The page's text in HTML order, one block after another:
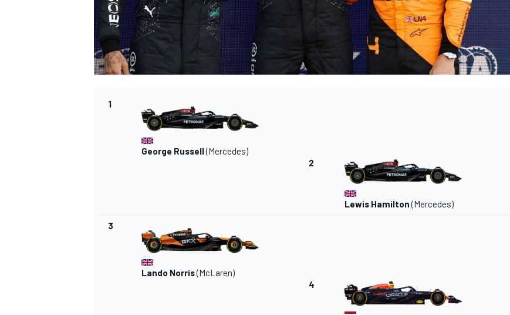
1
George Russell(Mercedes)
2
Lewis Hamilton(Mercedes)
3
Lando Norris(McLaren)
4